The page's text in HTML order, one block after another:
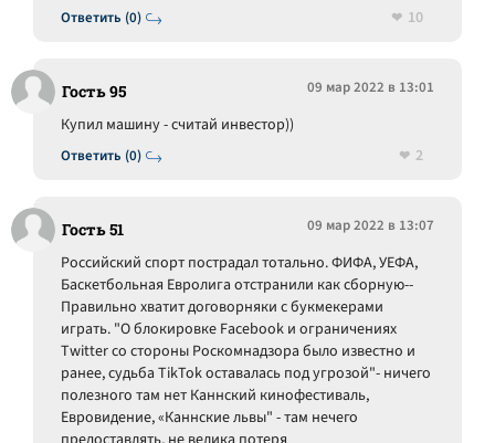
Ответить (0)
10
Гость 95 09 мар 2022 в 13:01
Ответить (0)
Купил машину - считай инвестор))
2
Гость 51 09 мар 2022 в 13:07
Российский спорт пострадал тотально. ФИФА, УЕФА,
Баскетбольная Евролига отстранили как сборную--
Правильно хватит договорняки с букмекерами
играть. "О блокировке Facebook и ограничениях
Twitter со стороны Роскомнадзора было известно и
ранее, судьба TikTok оставалась под угрозой"- ничего
полезного там нет Каннский кинофестиваль,
Евровидение, «Каннские львы" - там нечего